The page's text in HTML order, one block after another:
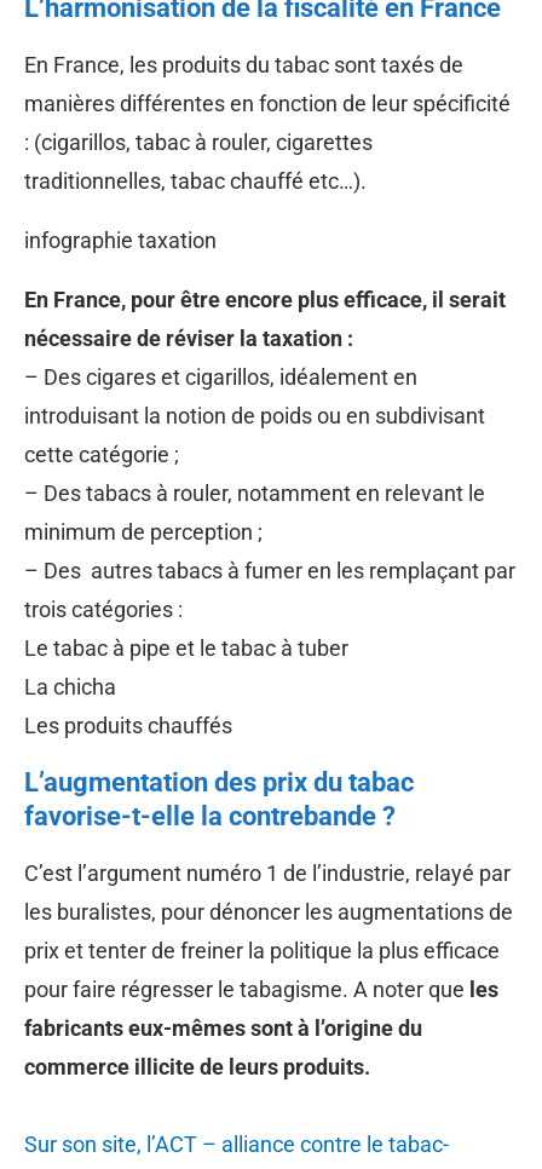
L’harmonisation de la fiscalité en France
En France, les produits du tabac sont taxés de
manières différentes en fonction de leur spécificité
: (cigarillos, tabac à rouler, cigarettes
traditionnelles, tabac chauffé etc…).
infographie taxation
En France, pour être encore plus efficace, il serait
nécessaire de réviser la taxation :
– Des cigares et cigarillos, idéalement en
introduisant la notion de poids ou en subdivisant
cette catégorie ;
– Des tabacs à rouler, notamment en relevant le
minimum de perception ;
– Des autres tabacs à fumer en les remplaçant par
trois catégories :
Le tabac à pipe et le tabac à tuber
La chicha
Les produits chauffés
L’augmentation des prix du tabac
favorise-t-elle la contrebande ?
C’est l’argument numéro 1 de l’industrie, relayé par
les buralistes, pour dénoncer les augmentations de
prix et tenter de freiner la politique la plus efficace
pour faire régresser le tabagisme. A noter que les
fabricants eux-mêmes sont à l’origine du
commerce illicite de leurs produits.
Sur son site, l’ACT – alliance contre le tabac-